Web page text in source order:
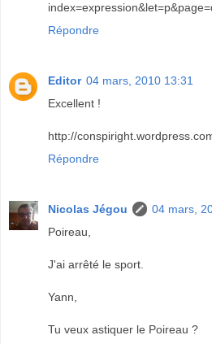
Répondre
Editor 04 mars, 2010 13:31
Excellent !
http://
Répondre
Nicolas Jégou
04 mars,
Poireau,
J'ai arrêté le sport.
Yann,
Tu veux astiquer le Poireau ?